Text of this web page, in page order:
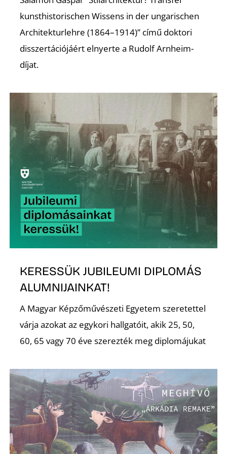
kunsthistorischen Wissens in der ungarischen
Architekturlehre (1864–1914)” című doktori
disszertációjáért elnyerte a Rudolf Arnheim-
díjat.
KERESSÜK JUBILEUMI DIPLOMÁS
ALUMNIJAINKAT!
A Magyar Képzőművészeti Egyetem szeretettel
várja azokat az egykori hallgatóit, akik 25, 50,
60, 65 vagy 70 éve szerezték meg diplomájukat